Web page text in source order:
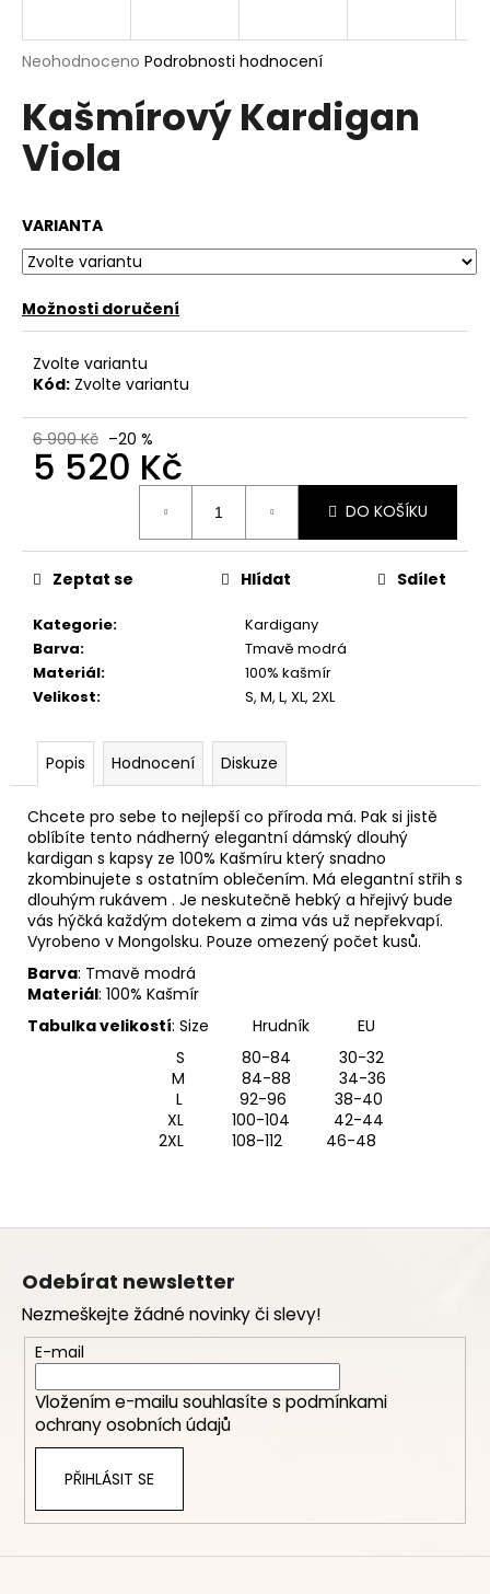
Průměrné
produktu
je
0,0
z
Neohodnoceno Podrobnosti hodnocení
Kašmírový Kardigan
Viola
VARIANTA
Možnosti doručení
Zvolte variantu
Kód: Zvolte variantu
6 900 Kč –20 %
5 520 Kč
DO KOŠÍKU
Kategorie:
Kardigany
Barva:
Tmavě modrá
Materiál:
100% kašmír
Velikost: S, M, L, XL, 2XL
Zeptat se Hlídat Sdílet
Popis Hodnocení Diskuze
Chcete pro sebe to nejlepší co příroda má. Pak si jistě
oblíbíte tento nádherný elegantní dámský dlouhý
kardigan s kapsy ze 100% Kašmíru který snadno
zkombinujete s ostatním oblečením. Má elegantní střih s
dlouhým rukávem . Je neskutečně hebký a hřejivý bude
vás hýčká každým dotekem a zima vás už nepřekvapí.
Vyrobeno v Mongolsku. Pouze omezený počet kusů.
Barva: Tmavě modrá
Materiál: 100% Kašmír
Tabulka velikostí: Size Hrudník EU
S 80-84 30-32
M 84-88 34-36
L 92-96 38-40
XL 100-104 42-44
2XL 108-112 46-48
j
t
?
HLEDAT
o
p
o
u
e
m
e
Z
Odebírat newsletter
Nezmeškejte žádné novinky či slevy!
E-mail
Vložením e-mailu souhlasíte s podmínkami
ochrany osobních údajů
PŘIHLÁSIT SE